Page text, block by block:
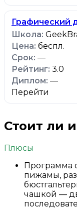
Графический
беспл.
—
3.0
—
Перейти
Стоит ли
Плюсы
Программа
пижамы,
чашкой —